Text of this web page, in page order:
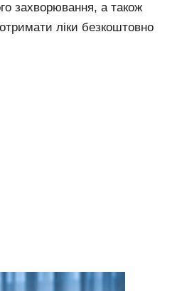
захворювання, а також
ліки безкоштовно